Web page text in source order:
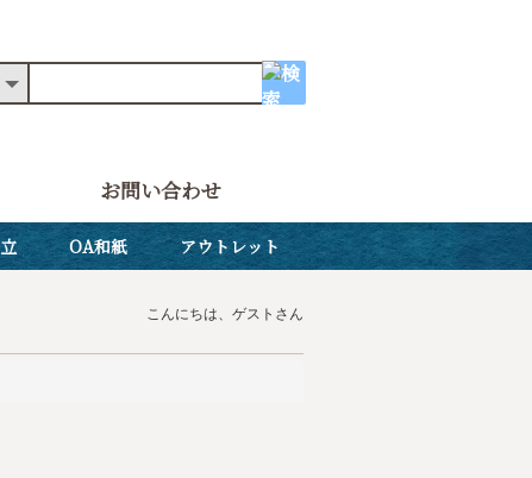
お問い合わせ
OA和紙 アウトレット
こんにちは、ゲストさん